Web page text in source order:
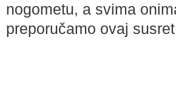
nogometu, a svima
preporučamo ovaj